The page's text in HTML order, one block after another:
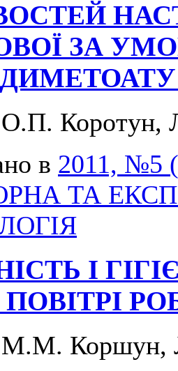
ЗА
О.П. Коротун,
в 2011, №5
ТА
І
М.М. Коршун,